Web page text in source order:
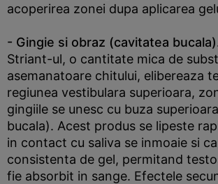
acoperirea zonei dupa aplicarea
- Gingie si obraz (cavitatea bucala)
Striant-ul, o cantitate mica de
asemanatoare chitului, elibereaza
regiunea vestibulara superioara,
gingiile se unesc cu buza
bucala). Acest produs se lipeste
in contact cu saliva se inmoaie si
consistenta de gel, permitand
fie absorbit in sange. Efectele